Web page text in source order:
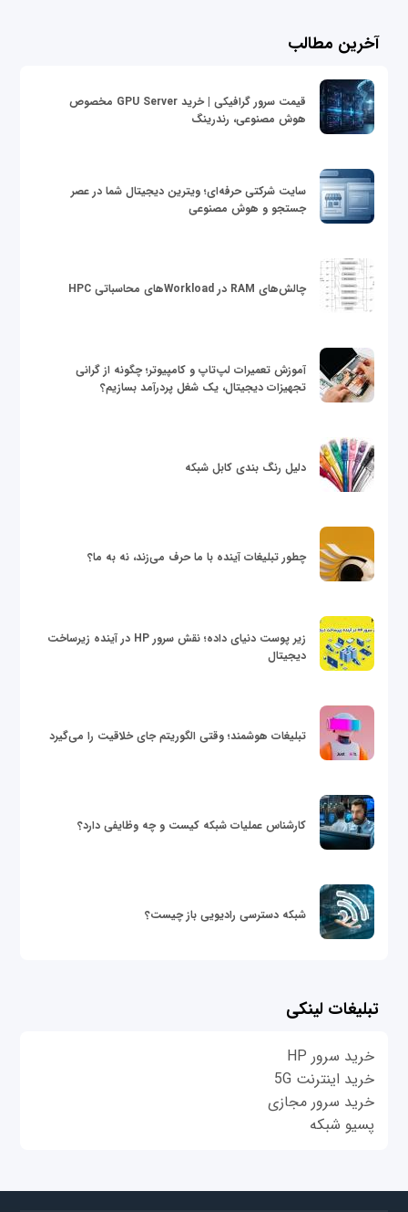
آخرین مطالب
قیمت سرور گرافیکی | خرید GPU Server مخصوص
هوش مصنوعی، رندرینگ
سایت شرکتی حرفه‌ای؛ ویترین دیجیتال شما در عصر
جستجو و هوش مصنوعی
چالش‌های RAM در Workloadهای محاسباتی HPC
آموزش تعمیرات لپ‌تاپ و کامپیوتر؛ چگونه از گرانی
تجهیزات دیجیتال، یک شغل پردرآمد بسازیم؟
دلیل رنگ بندی کابل شبکه
چطور تبلیغات آینده با ما حرف می‌زند، نه به ما؟
زیر پوست دنیای داده؛ نقش سرور HP در آینده زیرساخت
دیجیتال
تبلیغات هوشمند؛ وقتی الگوریتم جای خلاقیت را می‌گیرد
کارشناس عملیات شبکه کیست و چه وظایفی دارد؟
شبکه دسترسی رادیویی باز چیست؟
تبلیغات لینکی
خرید سرور HP
خرید اینترنت 5G
خرید سرور مجازی
پسیو شبکه